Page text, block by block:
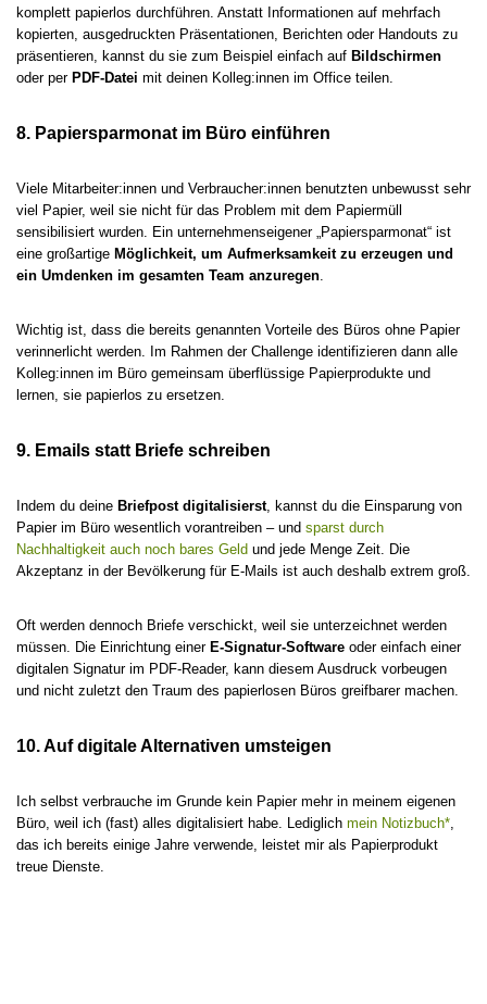
komplett papierlos durchführen. Anstatt Informationen auf mehrfach
kopierten, ausgedruckten Präsentationen, Berichten oder Handouts zu
präsentieren, kannst du sie zum Beispiel einfach auf Bildschirmen
oder per PDF-Datei mit deinen Kolleg:innen im Office teilen.
8. Papiersparmonat im Büro einführen
Viele Mitarbeiter:innen und Verbraucher:innen benutzten unbewusst sehr
viel Papier, weil sie nicht für das Problem mit dem Papiermüll
sensibilisiert wurden. Ein unternehmenseigener „Papiersparmonat“ ist
eine großartige Möglichkeit, um Aufmerksamkeit zu erzeugen und
ein Umdenken im gesamten Team anzuregen
Wichtig ist, dass die bereits genannten Vorteile des Büros ohne Papier
verinnerlicht werden. Im Rahmen der Challenge identifizieren dann alle
Kolleg:innen im Büro gemeinsam überflüssige Papierprodukte und
lernen, sie papierlos zu ersetzen.
9. Emails statt Briefe schreiben
Indem du deine Briefpost digitalisierst, kannst du die Einsparung von
Papier im Büro wesentlich vorantreiben – und sparst durch
Nachhaltigkeit auch noch bares Geld und jede Menge Zeit. Die
Akzeptanz in der Bevölkerung für E-Mails ist auch deshalb extrem groß.
Oft werden dennoch Briefe verschickt, weil sie unterzeichnet werden
müssen. Die Einrichtung einer E-Signatur-Software oder einfach einer
digitalen Signatur im PDF-Reader, kann diesem Ausdruck vorbeugen
und nicht zuletzt den Traum des papierlosen Büros greifbarer machen.
10. Auf digitale Alternativen umsteigen
Ich selbst verbrauche im Grunde kein Papier mehr in meinem eigenen
Büro, weil ich (fast) alles digitalisiert habe. Lediglich mein Notizbuch*
das ich bereits einige Jahre verwende, leistet mir als Papierprodukt
treue Dienste.